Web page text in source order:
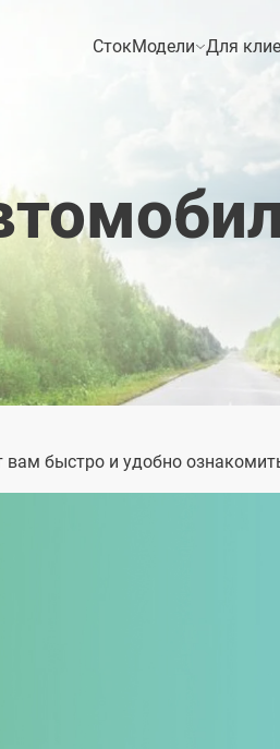
СтокМодели Для
Trade-in
Лизинг
вам быстро и удобно